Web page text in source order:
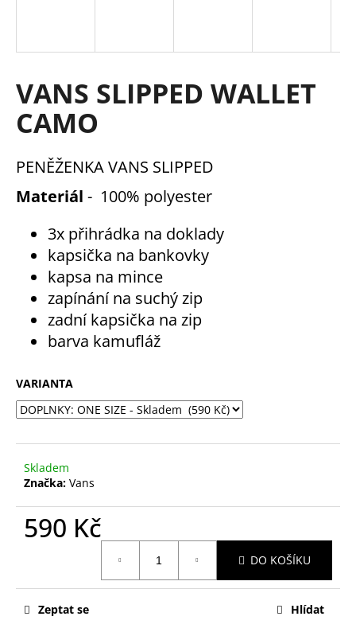
VANS SLIPPED WALLET
CAMO
PENĚŽENKA VANS SLIPPED
Materiál - 100% polyester
3x přihrádka na doklady
kapsička na bankovky
kapsa na mince
zapínání na suchý zip
zadní kapsička na zip
barva kamufláž
VARIANTA
Skladem
Značka: Vans
590 Kč
DO KOŠÍKU
Zeptat se Hlídat
í
t
?
u
j
e
e